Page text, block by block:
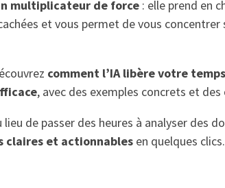
multiplicateur de force : elle prend en
et vous permet de vous
comment l’IA libère votre
, avec des exemples concrets et
lieu de passer des heures à analyser des
claires et actionnables en quelques clics.